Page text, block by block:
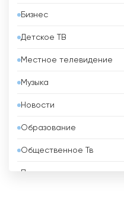
Барбадос
Бахрейн
Беларусь
Белиз
Бельгия
Бенин
Болгария
Бизнес
Детское ТВ
Местное телевидение
Музыка
Новости
Образование
Общественное Тв
Политические